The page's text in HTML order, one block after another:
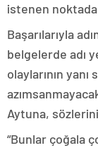
istenen noktada
Başarılarıyla
belgelerde adı
olaylarının yanı
Aytuna,
“Bunlar çoğala